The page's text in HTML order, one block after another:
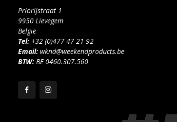
Priorijstraat 1
9950 Lievegem
België
Tel: +32 (0)477 47 21 92
Email: wknd@weekendproducts.be
BTW: BE 0460.307.560